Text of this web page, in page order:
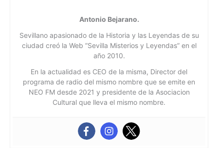
Antonio Bejarano.
Sevillano apasionado de la Historia y las Leyendas de su
ciudad creó la Web ”Sevilla Misterios y Leyendas” en el
año 2010.
En la actualidad es CEO de la misma, Director del
programa de radio del mismo nombre que se emite en
NEO FM desde 2021 y presidente de la Asociacion
Cultural que lleva el mismo nombre.